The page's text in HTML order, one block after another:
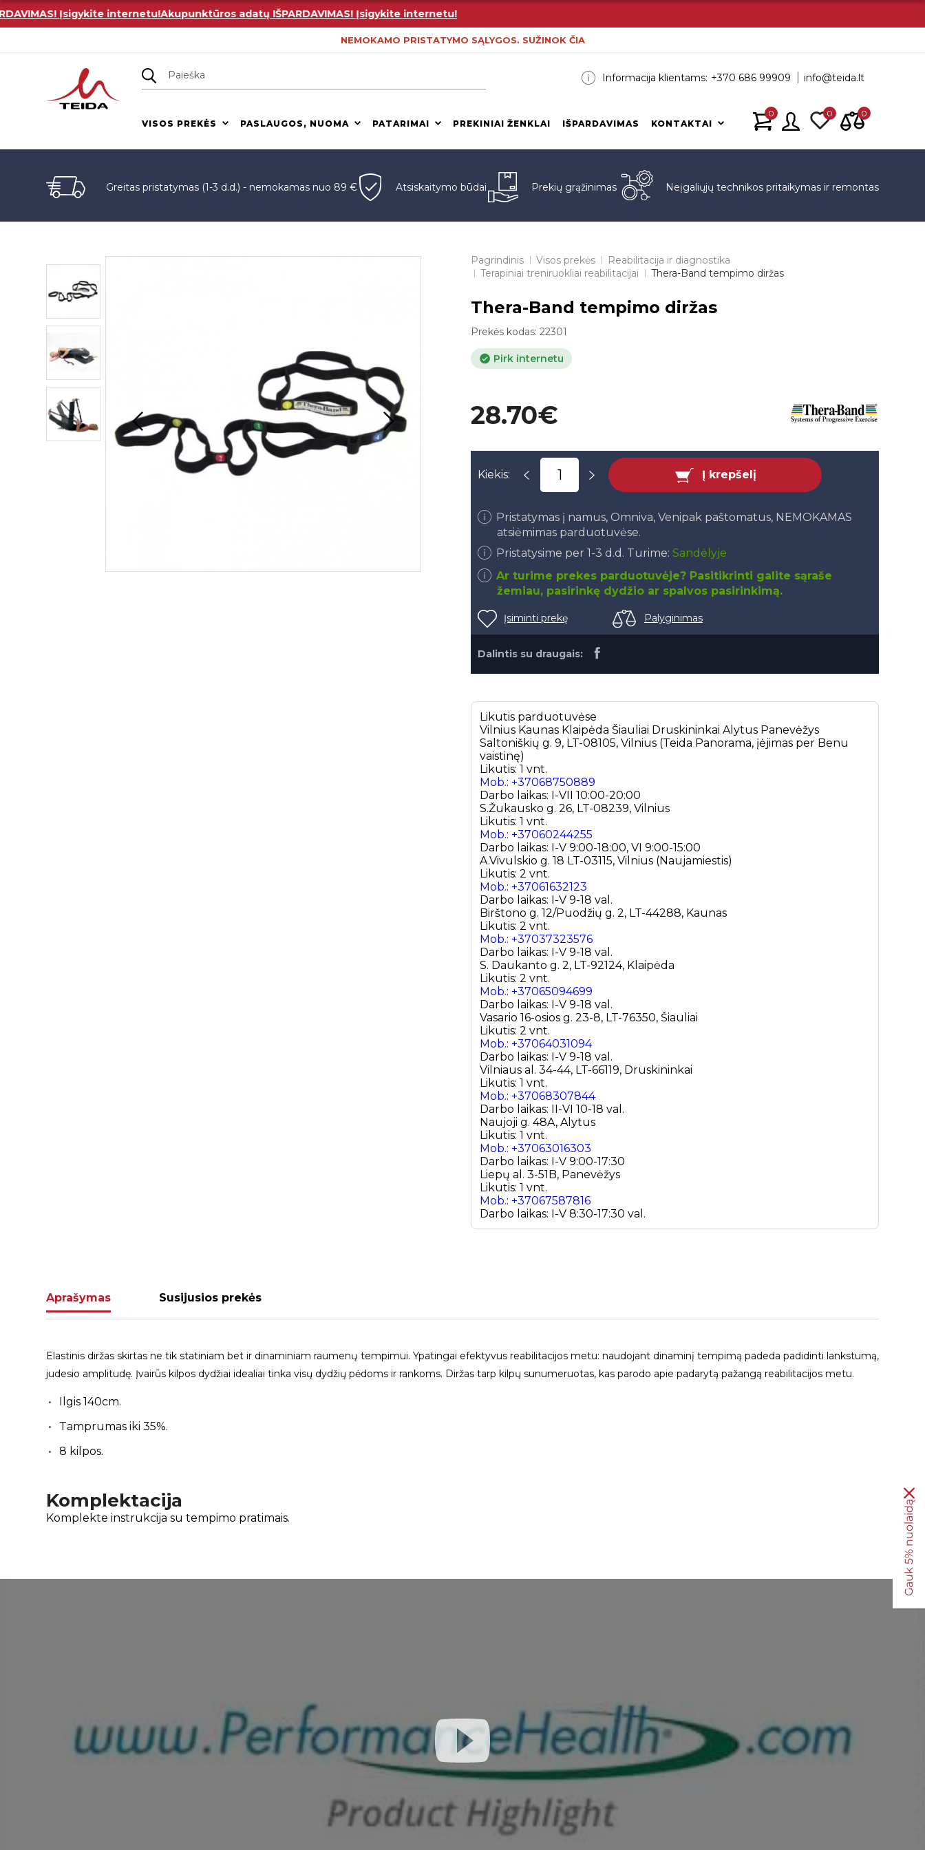
Įsigykite internetu!Akupunktūros adatų IŠPARDAVIMAS! Įsigykite internetu!
NEMOKAMO PRISTATYMO SĄLYGOS. SUŽINOK ČIA
Informacija klientams: +370 686 99909 info@teida.lt
VISOS PREKĖS PASLAUGOS, NUOMA PATARIMAI PREKINIAI ŽENKLAI IŠPARDAVIMAS KONTAKTAI
0 0 0
Greitas pristatymas (1-3 d.d.) - nemokamas nuo 89 € Atsiskaitymo būdai Prekių grąžinimas Neįgaliųjų technikos pritaikymas ir remontas
Pagrindinis Visos prekės
Reabilitacija ir diagnostika
Terapiniai treniruokliai reabilitacijai
Thera-Band tempimo diržas
Thera-Band tempimo diržas
Prekės kodas:22301
Pirk internetu
28.70€
Kiekis: Į krepšelį
Pristatymas į namus, Omniva, Venipak paštomatus, NEMOKAMAS
atsiėmimas parduotuvėse.
Pristatysime per 1-3 d.d. Turime:Sandėlyje
Ar turime prekes parduotuvėje? Pasitikrinti galite sąraše
žemiau, pasirinkę dydžio ar spalvos pasirinkimą.
Įsiminti prekę Palyginimas
Dalintis su draugais:
Likutis parduotuvėse
Vilnius Kaunas Klaipėda Šiauliai Druskininkai Alytus Panevėžys
Saltoniškių g. 9, LT-08105, Vilnius (Teida Panorama, įėjimas per Benu
vaistinę)
Likutis: 1 vnt.
Mob.: +37068750889
Darbo laikas: I-VII 10:00-20:00
S.Žukausko g. 26, LT-08239, Vilnius
Likutis: 1 vnt.
Mob.: +37060244255
Darbo laikas: I-V 9:00-18:00, VI 9:00-15:00
A.Vivulskio g. 18 LT-03115, Vilnius (Naujamiestis)
Likutis: 2 vnt.
Mob.: +37061632123
Darbo laikas: I-V 9-18 val.
Birštono g. 12/Puodžių g. 2, LT-44288, Kaunas
Likutis: 2 vnt.
Mob.: +37037323576
Darbo laikas: I-V 9-18 val.
S. Daukanto g. 2, LT-92124, Klaipėda
Likutis: 2 vnt.
Mob.: +37065094699
Darbo laikas: I-V 9-18 val.
Vasario 16-osios g. 23-8, LT-76350, Šiauliai
Likutis: 2 vnt.
Mob.: +37064031094
Darbo laikas: I-V 9-18 val.
Vilniaus al. 34-44, LT-66119, Druskininkai
Likutis: 1 vnt.
Mob.: +37068307844
Darbo laikas: II-VI 10-18 val.
Naujoji g. 48A, Alytus
Likutis: 1 vnt.
Mob.: +37063016303
Darbo laikas: I-V 9:00-17:30
Liepų al. 3-51B, Panevėžys
Likutis: 1 vnt.
Mob.: +37067587816
Darbo laikas: I-V 8:30-17:30 val.
Aprašymas Susijusios prekės
Elastinis diržas skirtas ne tik statiniam bet ir dinaminiam raumenų tempimui. Ypatingai efektyvus reabilitacijos metu: naudojant dinaminį tempimą padeda padidinti lankstumą,
judesio amplitudę. Įvairūs kilpos dydžiai idealiai tinka visų dydžių pėdoms ir rankoms. Diržas tarp kilpų sunumeruotas, kas parodo apie padarytą pažangą reabilitacijos metu.
Ilgis 140cm.
Tamprumas iki 35%.
8 kilpos.
Komplektacija
Komplekte instrukcija su tempimo pratimais. Gauk 5% nuolaidą